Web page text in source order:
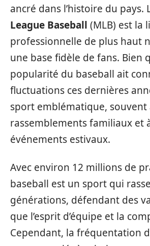
ancré dans l’histoire du pays.
League Baseball (MLB) est la
professionnelle de plus haut
une base fidèle de fans. Bien
popularité du baseball ait
fluctuations ces dernières
sport emblématique, souvent
rassemblements familiaux et
événements estivaux.
Avec environ 12 millions de
baseball est un sport qui
générations, défendant des
que l’esprit d’équipe et la
Cependant, la fréquentation